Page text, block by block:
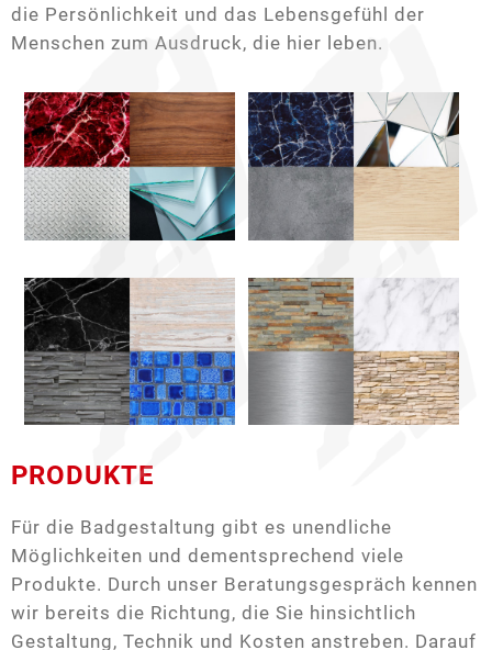
die Persönlichkeit und das Lebensgefühl der
Menschen zum Ausdruck, die hier leben.
PRODUKTE
Für die Badgestaltung gibt es unendliche
Möglichkeiten und dementsprechend viele
Produkte. Durch unser Beratungsgespräch kennen
wir bereits die Richtung, die Sie hinsichtlich
Gestaltung, Technik und Kosten anstreben. Darauf